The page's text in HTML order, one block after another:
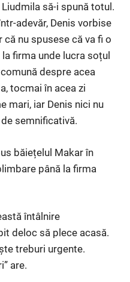
să-i spună totul.
adevăr, Denis vorbise
nu spusese că va fi o
firma unde lucra soțul
despre acea
tocmai în acea zi
mari, iar Denis nici nu
semnificativă.
băiețelul Makar în
până la firma
întâlnire
deloc să plece acasă.
treburi urgente.
are.